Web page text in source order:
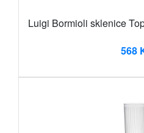
Luigi Bormioli sklenice
568